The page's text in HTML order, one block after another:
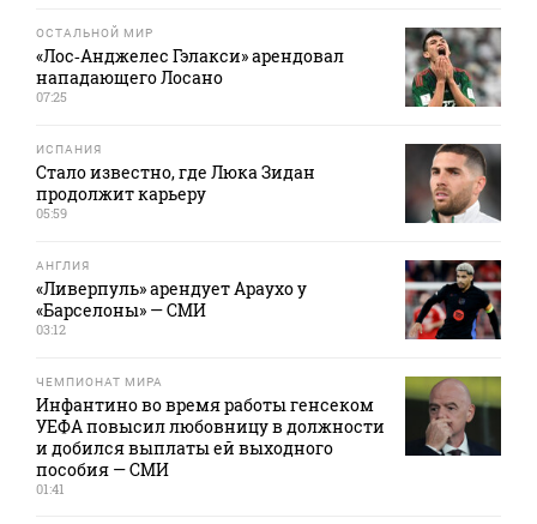
ОСТАЛЬНОЙ МИР
«Лос‑Анджелес Гэлакси» арендовал
нападающего Лосано
07:25
ИСПАНИЯ
Стало известно, где Люка Зидан
продолжит карьеру
05:59
АНГЛИЯ
«Ливерпуль» арендует Араухо у
«Барселоны» — СМИ
03:12
ЧЕМПИОНАТ МИРА
Инфантино во время работы генсеком
УЕФА повысил любовницу в должности
и добился выплаты ей выходного
пособия — СМИ
01:41